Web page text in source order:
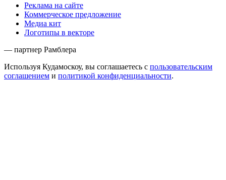
Реклама на сайте
Коммерческое предложение
Медиа кит
Логотипы в векторе
— партнер Рамблера
Используя Кудамоскоу, вы соглашаетесь с пользовательским
соглашением и политикой конфиденциальности.